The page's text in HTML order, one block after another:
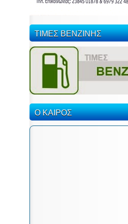
ΤΙΜΕΣ ΒΕΝΖΙΝΗΣ
Ο ΚΑΙΡΟΣ